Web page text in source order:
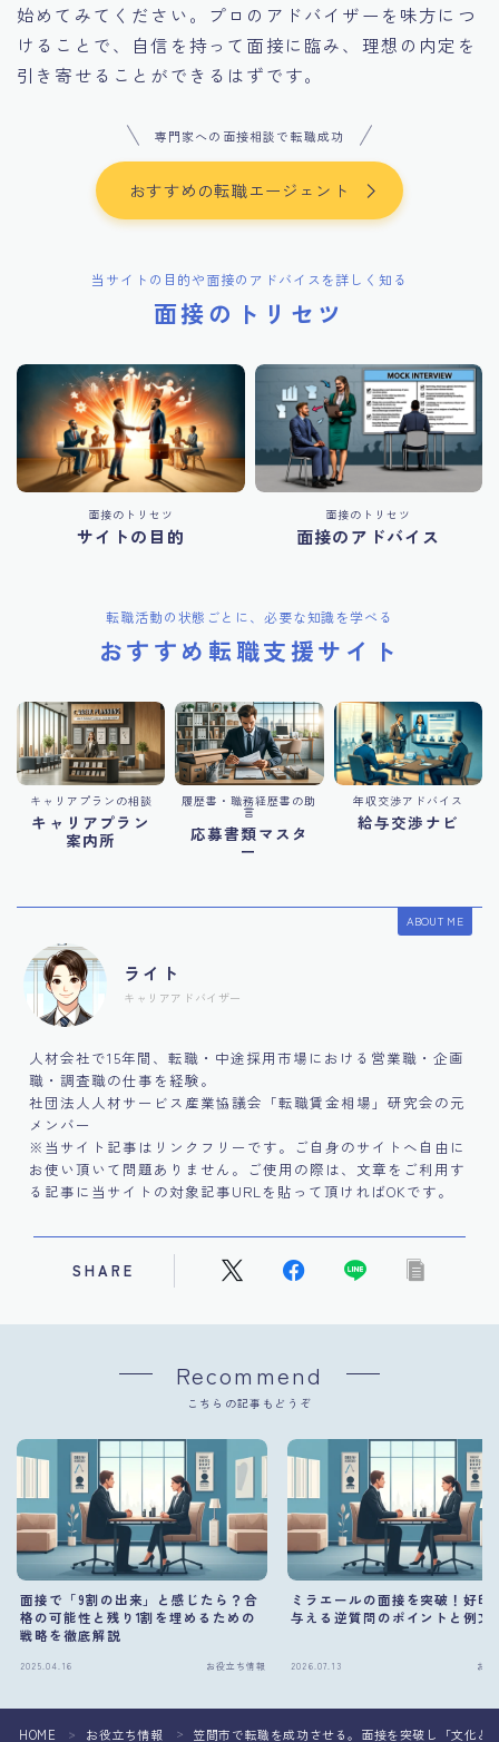
始めてみてください。プロのアドバイザーを味方につ
けることで、自信を持って面接に臨み、理想の内定を
引き寄せることができるはずです。
専門家への面接相談で転職成功
おすすめの転職エージェント
当サイトの目的や面接のアドバイスを詳しく知る
面接のトリセツ
面接のトリセツ
サイトの目的
面接のトリセツ
面接のアドバイス
転職活動の状態ごとに、必要な知識を学べる
おすすめ転職支援サイト
キャリアプランの相談
キャリアプラン
案内所
履歴書・職務経歴書の助
言
応募書類マスタ
ー
年収交渉アドバイス
給与交渉ナビ
ABOUT ME
ライト
キャリアアドバイザー
人材会社で15年間、転職・中途採用市場における営業職・企画
職・調査職の仕事を経験。
社団法人人材サービス産業協議会「転職賃金相場」研究会の元
メンバー
※当サイト記事はリンクフリーです。ご自身のサイトへ自由に
お使い頂いて問題ありません。ご使用の際は、文章をご利用す
る記事に当サイトの対象記事URLを貼って頂ければOKです。
SHARE
Recommend
こちらの記事もどうぞ
面接で「9割の出来」と感じたら？合
格の可能性と残り1割を埋めるための
戦略を徹底解説
2025.04.16 お役立ち情報
ミラエールの面接を突破！好印
与える逆質問のポイントと例文
2026.07.13 お
HOME ＞ お役立ち情報 ＞ 笠間市で転職を成功させる。面接を突破し「文化